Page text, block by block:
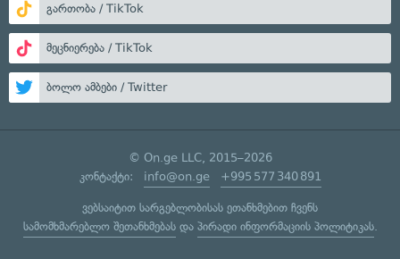
გართობა / TikTok
მეცნიერება / TikTok
ბოლო ამბები / Twitter
© On.ge LLC, 2015–2026
კონტაქტი: info@on.ge +995 577 340 891
ვებსაიტით სარგებლობისას ეთანხმებით ჩვენს
სამომხმარებლო შეთანხმებასდა პირადი ინფორმაციის პოლიტიკას.